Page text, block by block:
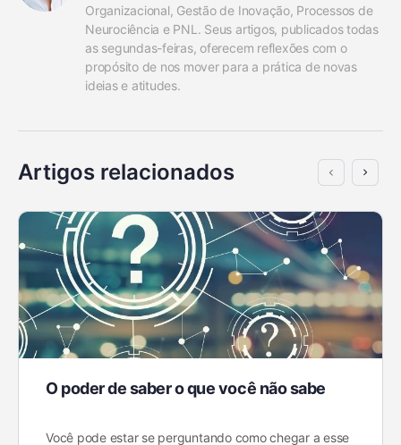
Organizacional, Gestão de Inovação, Processos de
Neurociência e PNL. Seus artigos, publicados todas
as segundas-feiras, oferecem reflexões com o
propósito de nos mover para a prática de novas
ideias e atitudes.
Artigos relacionados
O poder de saber o que você não sabe
Você pode estar se perguntando como chegar a esse